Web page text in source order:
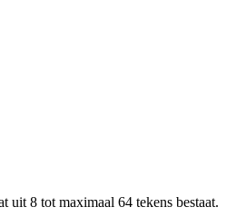
uit 8 tot maximaal 64 tekens bestaat.